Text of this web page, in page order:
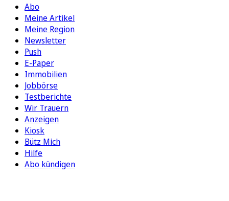
Abo
Meine Artikel
Meine Region
Newsletter
Push
E-Paper
Immobilien
Jobbörse
Testberichte
Wir Trauern
Anzeigen
Kiosk
Bütz Mich
Hilfe
Abo kündigen